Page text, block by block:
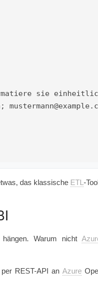
das klassische ETL -
Warum nicht
REST-API an Azure